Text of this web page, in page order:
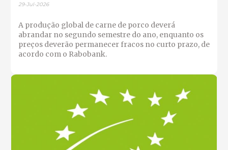
29-Jul-2026
A produção global de carne de porco deverá
abrandar no segundo semestre do ano, enquanto os
preços deverão permanecer fracos no curto prazo, de
acordo com o Rabobank.